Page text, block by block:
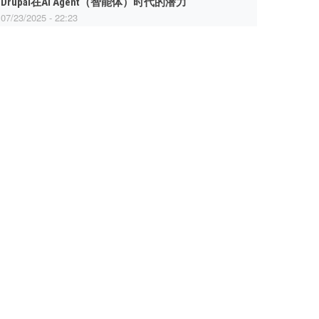
07/23/2025 - 22:23